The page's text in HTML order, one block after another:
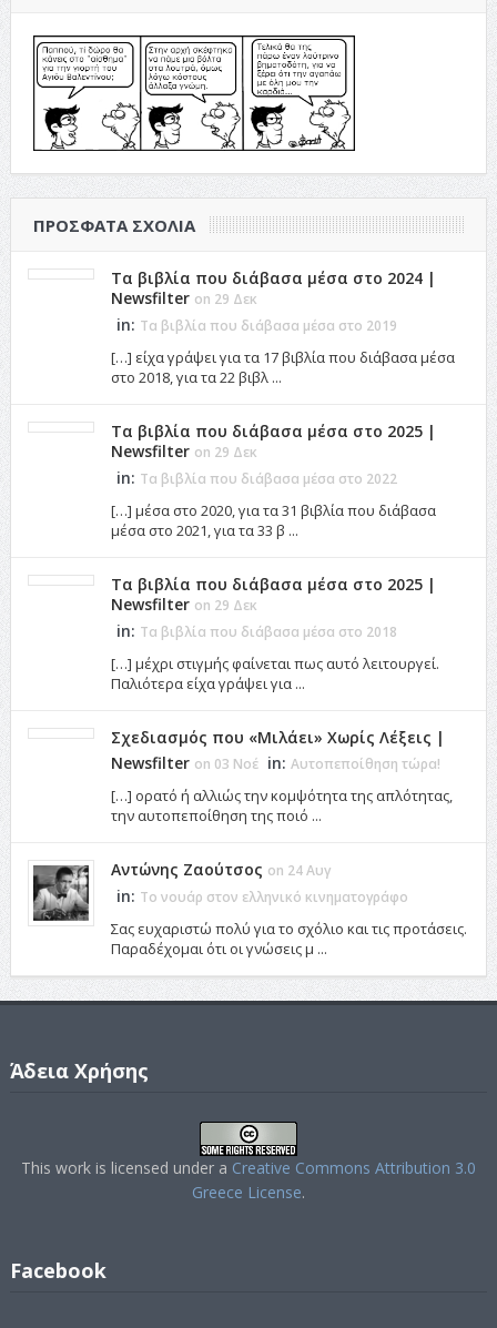
ΠΡΌΣΦΑΤΑ ΣΧΌΛΙΑ
Τα βιβλία που διάβασα μέσα στο 2024 |
Newsfilter on 29 Δεκ
in: Τα βιβλία που διάβασα μέσα στο 2019
[…] είχα γράψει για τα 17 βιβλία που διάβασα μέσα
στο 2018, για τα 22 βιβλ ...
Τα βιβλία που διάβασα μέσα στο 2025 |
Newsfilter on 29 Δεκ
in: Τα βιβλία που διάβασα μέσα στο 2022
[…] μέσα στο 2020, για τα 31 βιβλία που διάβασα
μέσα στο 2021, για τα 33 β ...
Τα βιβλία που διάβασα μέσα στο 2025 |
Newsfilter on 29 Δεκ
in: Τα βιβλία που διάβασα μέσα στο 2018
[…] μέχρι στιγμής φαίνεται πως αυτό λειτουργεί.
Παλιότερα είχα γράψει για ...
Σχεδιασμός που «Μιλάει» Χωρίς Λέξεις |
Newsfilter on 03 Νοέ in: Αυτοπεποίθηση τώρα!
[…] ορατό ή αλλιώς την κομψότητα της απλότητας,
την αυτοπεποίθηση της ποιό ...
Αντώνης Ζαούτσος on 24 Αυγ
in: Το νουάρ στον ελληνικό κινηματογράφο
Σας ευχαριστώ πολύ για το σχόλιο και τις προτάσεις.
Παραδέχομαι ότι οι γνώσεις μ ...
Άδεια Χρήσης
This work is licensed under a Creative Commons Attribution 3.0
Greece License.
Facebook